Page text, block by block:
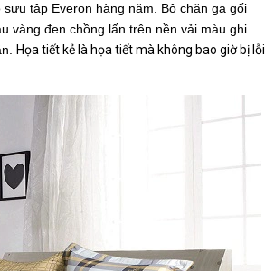
tập Everon hàng năm. Bộ chăn ga gối
vàng đen chồng lấn trên nền vải màu ghi.
Họa tiết kẻ là họa tiết mà không bao giờ bị lỗi